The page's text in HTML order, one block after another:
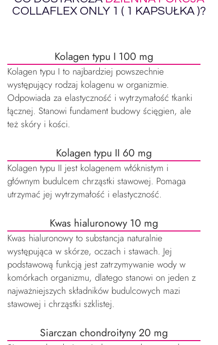
COLLAFLEX ONLY 1 ( 1 KAPSUŁKA )?
Kolagen typu I 100 mg
Kolagen typu I to najbardziej powszechnie
występujący rodzaj kolagenu w organizmie.
Odpowiada za elastyczność i wytrzymałość tkanki
łącznej. Stanowi fundament budowy ścięgien, ale
też skóry i kości.
Kolagen typu II 60 mg
Kolagen typu II jest kolagenem włóknistym i
głównym budulcem chrząstki stawowej. Pomaga
utrzymać jej wytrzymałość i elastyczność.
Kwas hialuronowy 10 mg
Kwas hialuronowy to substancja naturalnie
występująca w skórze, oczach i stawach. Jej
podstawową funkcją jest zatrzymywanie wody w
komórkach organizmu, dlatego stanowi on jeden z
najważniejszych składników budulcowych mazi
stawowej i chrząstki szklistej.
Siarczan chondroityny 20 mg